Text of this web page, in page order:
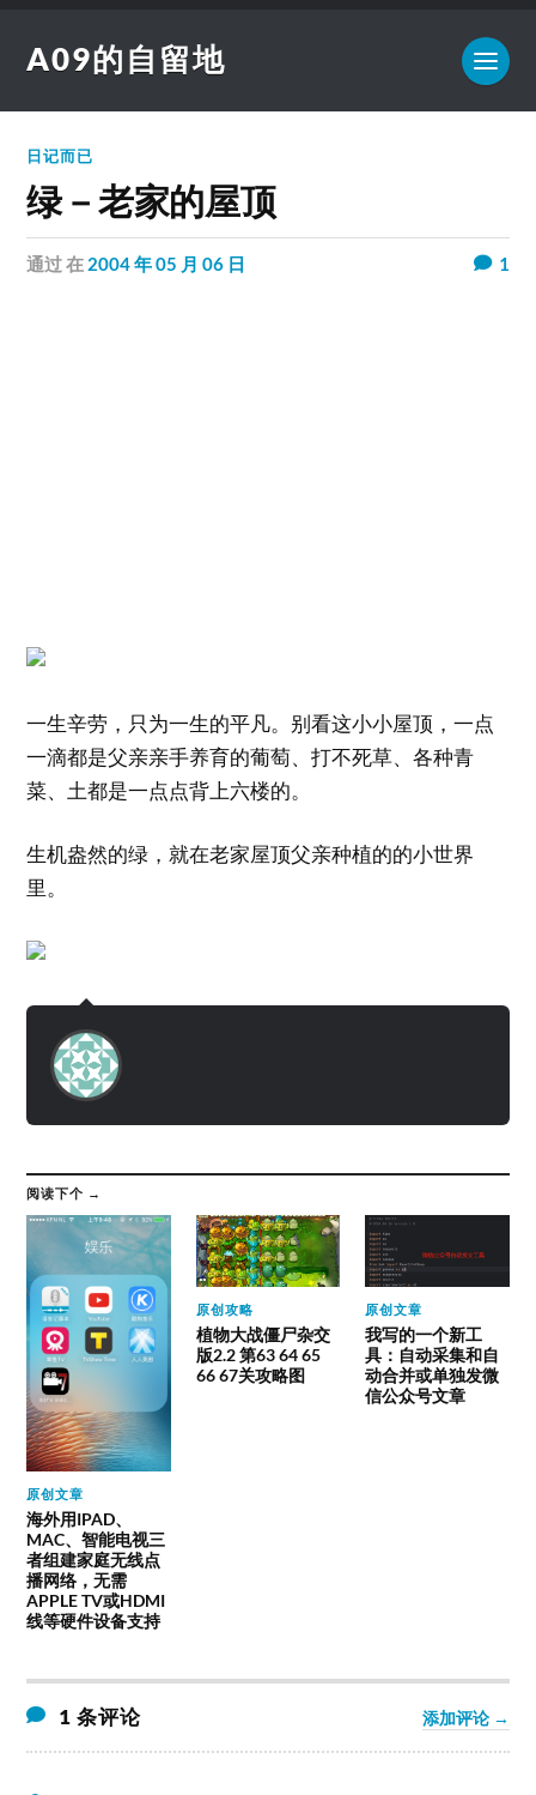
A09的自留地
日记而已
绿－老家的屋顶
通过在 2004 年 05 月 06 日 1
一生辛劳，只为一生的平凡。别看这小小屋顶，一点
一滴都是父亲亲手养育的葡萄、打不死草、各种青
菜、土都是一点点背上六楼的。
生机盎然的绿，就在老家屋顶父亲种植的的小世界
里。
阅读下个 →
原创文章
海外用IPAD、
MAC、智能电视三
者组建家庭无线点
播网络，无需
APPLE TV或HDMI
线等硬件设备支持
原创攻略
植物大战僵尸杂交
版2.2 第63 64 65
66 67关攻略图
原创文章
我写的一个新工
具：自动采集和自
动合并或单独发微
信公众号文章
1 条评论 添加评论 →